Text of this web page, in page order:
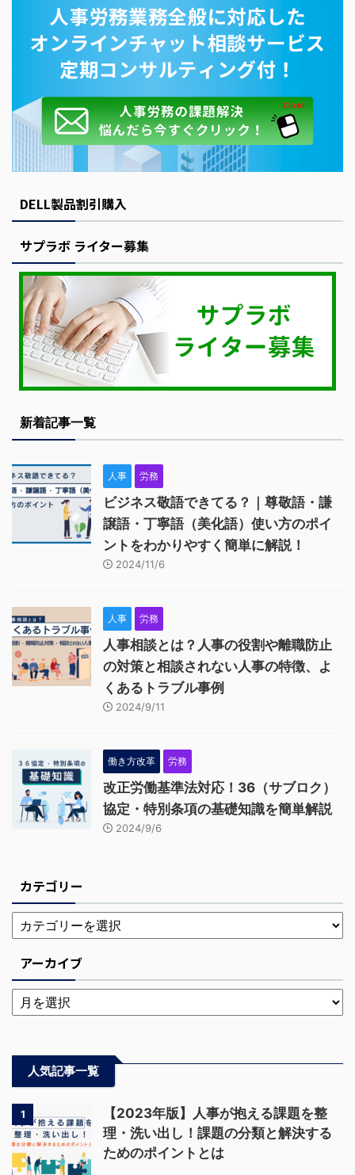
DELL製品割引購入
サプラボ ライター募集
新着記事一覧
人事 労務
ビジネス敬語できてる？｜尊敬語・謙
譲語・丁寧語（美化語）使い方のポイ
ントをわかりやすく簡単に解説！
2024/11/6
人事 労務
人事相談とは？人事の役割や離職防止
の対策と相談されない人事の特徴、よ
くあるトラブル事例
2024/9/11
働き方改革 労務
改正労働基準法対応！36（サブロク）
協定・特別条項の基礎知識を簡単解説
2024/9/6
カテゴリー
アーカイブ
人気記事一覧
1
【2023年版】人事が抱える課題を整
理・洗い出し！課題の分類と解決する
ためのポイントとは